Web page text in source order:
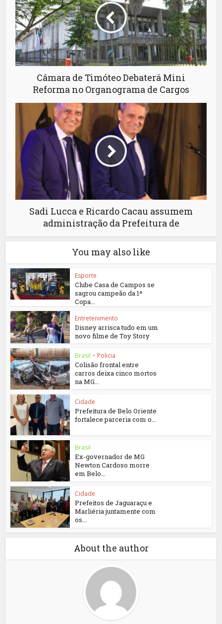
Câmara de Timóteo Debaterá Mini
Reforma no Organograma de Cargos
Sadi Lucca e Ricardo Cacau assumem
administração da Prefeitura de
You may also like
Esporte
Clube Casa de Campos se
sagrou campeão da 1ª
Copa...
Entretenimento
Disney arrisca tudo em um
novo filme de Toy Story
Brasil • Policia
Colisão frontal entre
carros deixa cinco mortos
na MG...
Cidade
Prefeitura de Belo Oriente
fortalece parceria com o...
Brasil
Ex-governador de MG
Newton Cardoso morre
em Belo...
Cidade
Prefeitos de Jaguaraçu e
Marliéria juntamente com
os...
About the author